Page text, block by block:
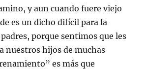
y aun cuando fuere viejo
es un dicho difícil para la
porque sentimos que les
nuestros hijos de muchas
es más que